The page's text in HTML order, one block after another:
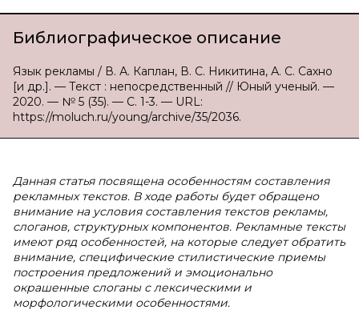
Библиографическое описание
Язык рекламы / В. А. Каплан, В. С. Никитина, А. С. Сахно
[и др.]. — Текст : непосредственный // Юный ученый. —
2020. — № 5 (35). — С. 1-3. — URL:
https://moluch.ru/young/archive/35/2036.
Данная статья посвящена особенностям составления
рекламных текстов. В ходе работы будет обращено
внимание на условия составления текстов рекламы,
слоганов, структурных компонентов. Рекламные тексты
имеют ряд особенностей, на которые следует обратить
внимание, специфические стилистические приемы
построения предложений и эмоционально
окрашенные слоганы с лексическими и
морфологическими особенностями.